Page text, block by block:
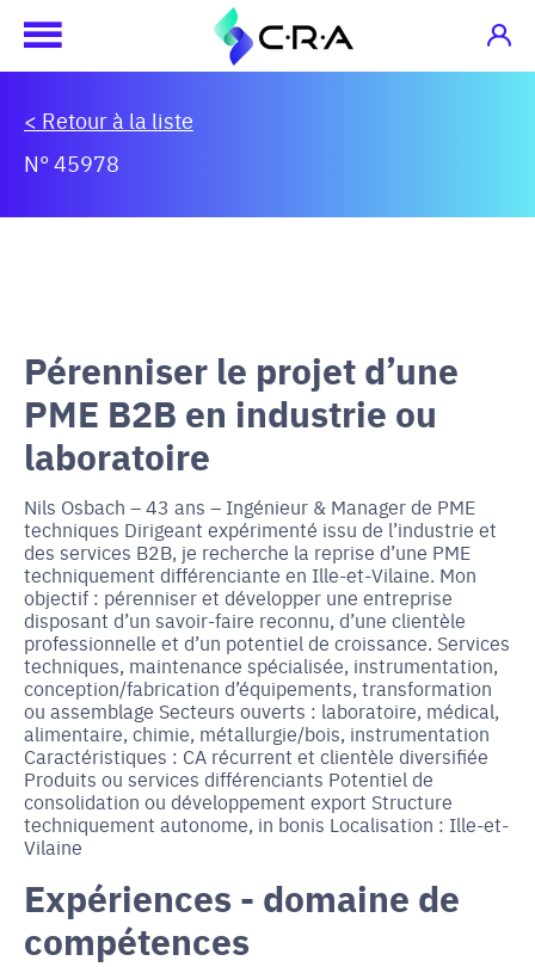
< Retour à la liste
N° 45978
Pérenniser le projet d’une
PME B2B en industrie ou
laboratoire
Nils Osbach – 43 ans – Ingénieur & Manager de PME
techniques Dirigeant expérimenté issu de l’industrie et
des services B2B, je recherche la reprise d’une PME
techniquement différenciante en Ille-et-Vilaine. Mon
objectif : pérenniser et développer une entreprise
disposant d’un savoir-faire reconnu, d’une clientèle
professionnelle et d’un potentiel de croissance. Services
techniques, maintenance spécialisée, instrumentation,
conception/fabrication d’équipements, transformation
ou assemblage Secteurs ouverts : laboratoire, médical,
alimentaire, chimie, métallurgie/bois, instrumentation
Caractéristiques : CA récurrent et clientèle diversifiée
Produits ou services différenciants Potentiel de
consolidation ou développement export Structure
techniquement autonome, in bonis Localisation : Ille-et-
Vilaine
Expériences - domaine de
compétences